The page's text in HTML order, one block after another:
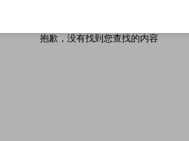
抱歉，没有找到您查找的内容